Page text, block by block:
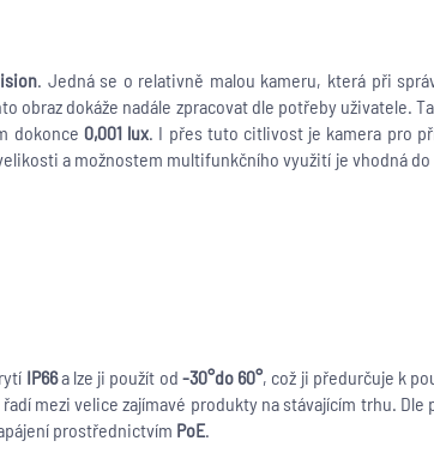
. Jedná se o relativně malou kameru, která při
obraz dokáže nadále zpracovat dle potřeby uživatele.
dokonce 0,001 lux. I přes tuto citlivost je kamera pro
a možnostem multifunkčního využití je vhodná
IP66a lze ji použít od -30°do 60°, což ji předurčuje k
mezi velice zajímavé produkty na stávajícím trhu.
prostřednictvím PoE.